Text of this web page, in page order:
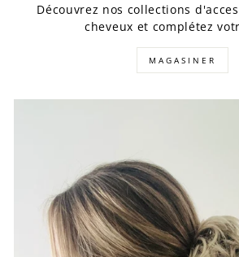
Découvrez nos collections
cheveux et complétez
MAGASINER